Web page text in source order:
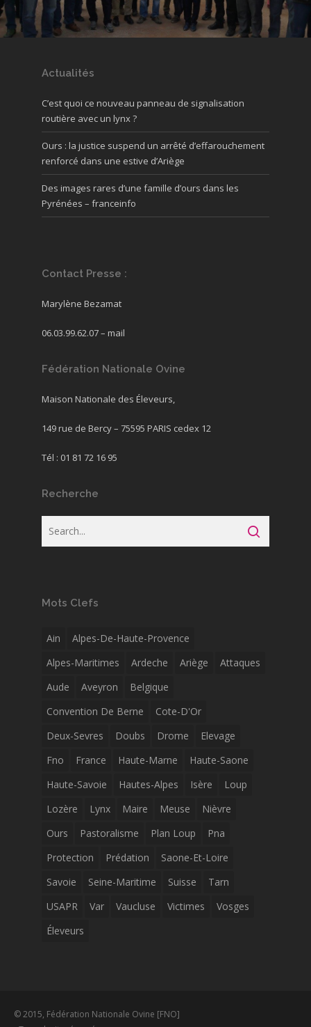
Actualités
C’est quoi ce nouveau panneau de signalisation
routière avec un lynx ?
Ours : la justice suspend un arrêté d’effarouchement
renforcé dans une estive d’Ariège
Des images rares d’une famille d’ours dans les
Pyrénées – franceinfo
Contact Presse :
Marylène Bezamat
06.03.99.62.07 – mail
Fédération Nationale Ovine
Maison Nationale des Éleveurs,
149 rue de Bercy – 75595 PARIS cedex 12
Tél : 01 81 72 16 95
Recherche
Mots Clefs
Ain
Alpes-De-Haute-Provence
Alpes-Maritimes
Ardeche Ariège
Attaques
Aude
Aveyron
Belgique
Convention De Berne
Cote-D'Or
Deux-Sevres
Doubs Drome
Elevage
Fno
France Haute-Marne
Haute-Saone
Haute-Savoie
Hautes-Alpes Isère
Loup
Lozère
Lynx Maire Meuse
Nièvre
Ours
Pastoralisme Plan Loup
Pna
Protection
Prédation
Saone-Et-Loire
Savoie
Seine-Maritime Suisse
Tarn
USAPR
Var Vaucluse Victimes
Vosges
Éleveurs
© 2015, Fédération Nationale Ovine [FNO]